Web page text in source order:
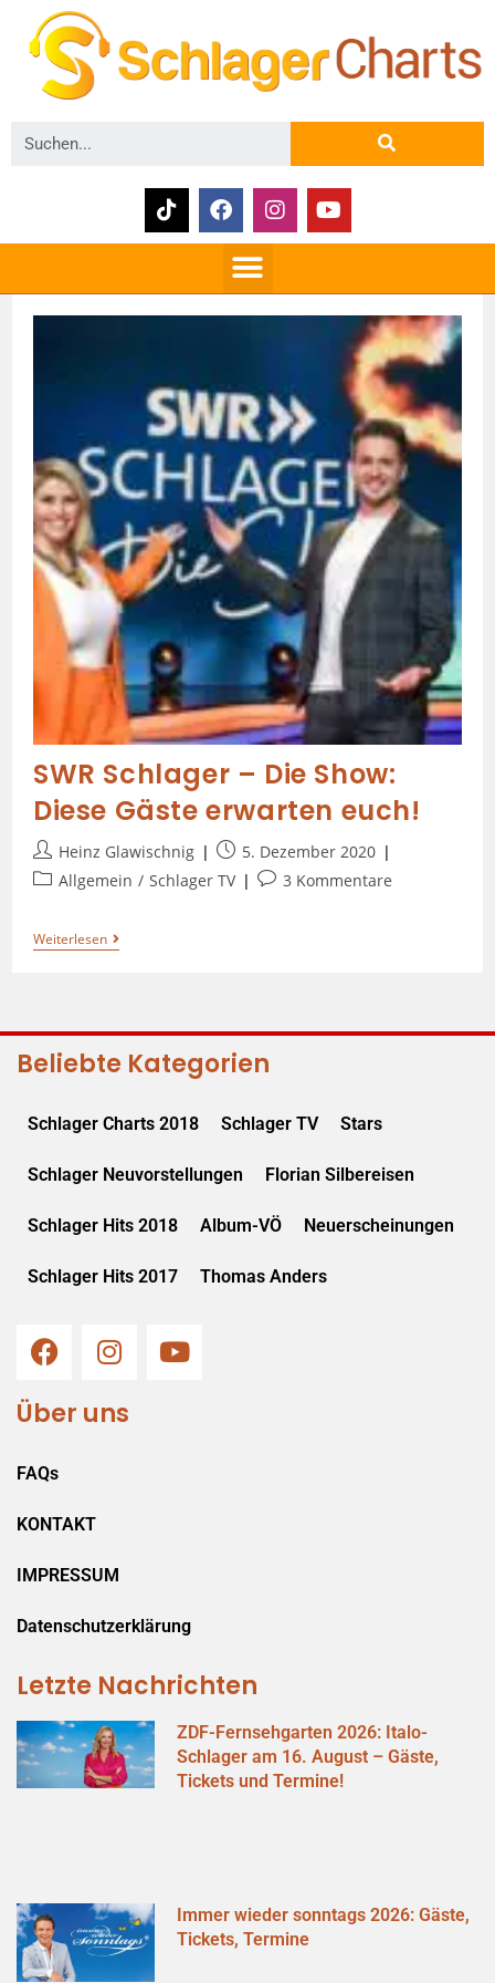
SWR Schlager – Die Show:
Diese Gäste erwarten euch!
Heinz Glawischnig
5. Dezember 2020
Allgemein / Schlager TV 3 Kommentare
Weiterlesen
Beliebte Kategorien
Schlager Charts 2018 Schlager TV Stars
Schlager Neuvorstellungen Florian Silbereisen
Schlager Hits 2018 Album-VÖ Neuerscheinungen
Schlager Hits 2017 Thomas Anders
Über uns
FAQs
KONTAKT
IMPRESSUM
Datenschutzerklärung
Letzte Nachrichten
ZDF-Fernsehgarten 2026: Italo-
Schlager am 16. August – Gäste,
Tickets und Termine!
Immer wieder sonntags 2026: Gäste,
Tickets, Termine